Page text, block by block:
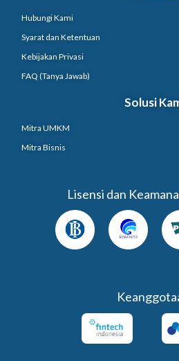
Hubungi Kami
Syarat dan Ketentuan
Kebijakan Privasi
FAQ (Tanya Jawab)
Solusi
Mitra UMKM
Mitra Bisnis
Lisensi dan